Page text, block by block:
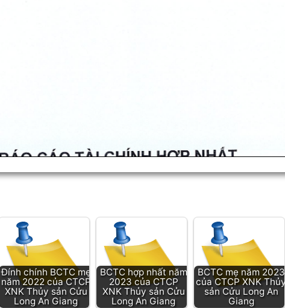
Đính chính BCTC mẹ
năm 2022 của CTCP
XNK Thủy sản Cửu
Long An Giang
BCTC hợp nhất năm
2023 của CTCP
XNK Thủy sản Cửu
Long An Giang
BCTC mẹ năm 2023
của CTCP XNK Thủy
sản Cửu Long An
Giang